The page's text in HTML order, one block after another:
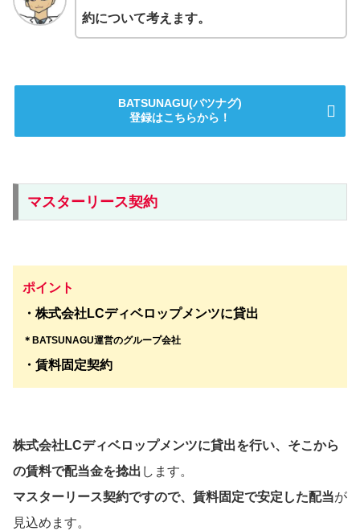
約について考えます。
BATSUNAGU(バツナグ)
登録はこちらから！
マスターリース契約
ポイント
・株式会社LCディベロップメンツに貸出
＊BATSUNAGU運営のグループ会社
・賃料固定契約
株式会社LCディベロップメンツに貸出を行い、そこから
の賃料で配当金を捻出 します。
マスターリース契約ですので、賃料固定で安定した配当が
見込めます。